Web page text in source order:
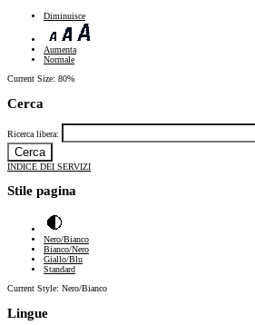
Diminuisce
Aumenta
Normale
Current Size: 80%
Cerca
Ricerca libera:
INDICE DEI SERVIZI
Stile pagina
Nero/Bianco
Bianco/Nero
Giallo/Blu
Standard
Current Style: Nero/Bianco
Lingue